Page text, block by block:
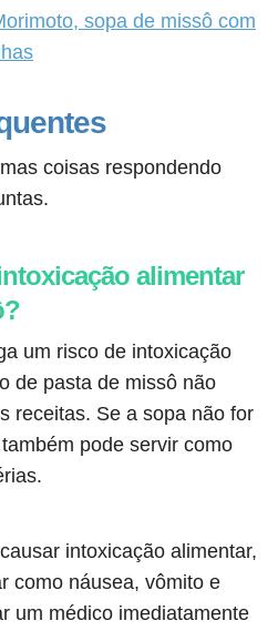
sopa de missô com
coisas respondendo
alimentar
um risco de intoxicação
de pasta de missô não
receitas. Se a sopa não for
pode servir como
intoxicação alimentar,
como náusea, vômito e
um médico imediatamente